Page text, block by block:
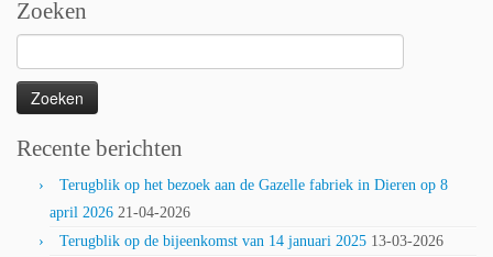
Zoeken
naar:
Recente berichten
Terugblik op het bezoek aan de Gazelle fabriek in Dieren op 8
april 2026 21-04-2026
Terugblik op de bijeenkomst van 14 januari 2025 13-03-2026